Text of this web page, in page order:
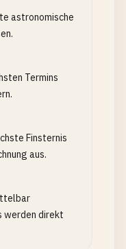
astronomische
Termins
Finsternis
aus.
werden direkt